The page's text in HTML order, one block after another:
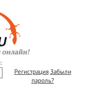
Регистрация Забыли
пароль?